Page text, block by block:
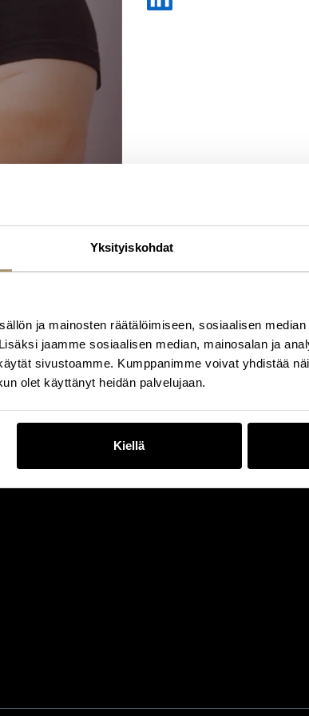
Yksityiskohdat
ja mainosten räätälöimiseen, sosiaalisen
jaamme sosiaalisen median, mainosalan ja
sivustoamme. Kumppanimme voivat yhdistää
olet käyttänyt heidän palvelujaan.
Kiellä